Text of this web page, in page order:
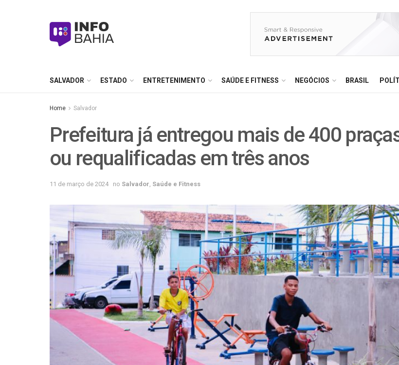
SALVADOR ESTADO ENTRETENIMENTO SAÚDE E FITNESS NEGÓCIOS BRASIL
Home Salvador
Prefeitura já entregou mais de 400
ou requalificadas em três anos
11 de março de 2024 no Salvador Saúde e Fitness